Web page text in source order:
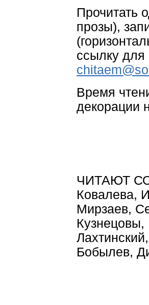
Прочитать
прозы),
ссылку для
Время
декорации
ЧИТАЮТ
Ковалева,
Мирзаев,
Бобылев,